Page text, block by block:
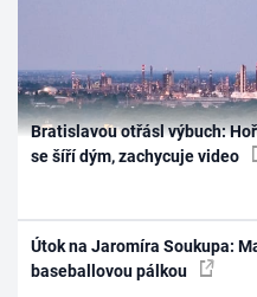
Bratislavou otřásl výbuch:
se šíří dým, zachycuje video
Útok na Jaromíra Soukupa:
baseballovou pálkou